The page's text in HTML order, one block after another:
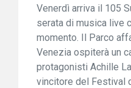
Venerdì arriva il 105
serata di musica live
momento. Il Parco
Venezia ospiterà un
protagonisti Achille
vincitore del Festival